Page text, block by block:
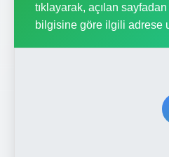
tıklayarak, açılan
bilgisine göre ilgili adrese